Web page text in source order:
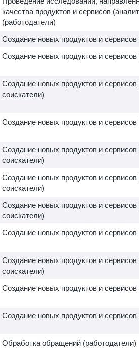
качества продуктов и сервисов
(работодатели)
Создание новых продуктов и
Создание новых продуктов и
Создание новых продуктов и сервисов
соискатели)
Создание новых продуктов и сервисов
Создание новых продуктов и сервисов
соискатели)
Создание новых продуктов и сервисов
соискатели)
Создание новых продуктов и сервисов
соискатели)
Создание новых продуктов и
Создание новых продуктов и сервисов
соискатели)
Создание новых продуктов и сервисов
Создание новых продуктов и сервисов
Обработка обращений (работодатели)